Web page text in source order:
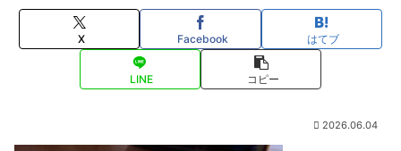
X Facebook はてブ
LINE コピー
2026.06.04